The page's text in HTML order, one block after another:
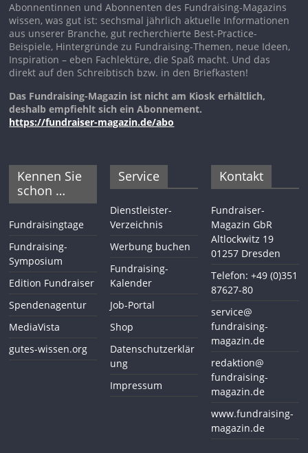
Abonnentinnen und Abonnenten des Fundraising-Magazins
wissen, was gut ist: sechsmal jährlich aktuelle Informationen
aus unserer Branche, gut recherchierte Best-Practice-
Beispiele, Hintergründe zu Fundraising-Themen, neue Ideen,
Inspiration – eben Fachlektüre, die Spaß macht. Und das
direkt auf den Schreibtisch bzw. in den Briefkasten!
Das Fundraising-Magazin ist nicht am Kiosk erhältlich,
deshalb empfiehlt sich ein Abonnement.
https://fundraiser-magazin.de/abo
Kennen Sie
schon …
Fundraisingtage
Fundraising-
Symposium
Edition Fundraiser
Spendenagentur
MediaVista
gutes-wissen.org
Service
Dienstleister-
Verzeichnis
Werbung buchen
Fundraising-
Kalender
Job-Portal
Shop
Datenschutzerklär
ung
Impressum
Kontakt
Fundraiser-
Magazin GbR
Altlockwitz 19
01257 Dresden
Telefon: +49 (0)351
87627-80
service@
fundraising-
magazin.de
redaktion@
fundraising-
magazin.de
www.fundraising-
magazin.de